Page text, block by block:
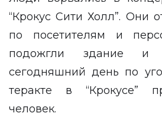
“Крокус Сити Холл”. Они
по посетителям и
подожгли здание и
сегодняшний день по
теракте в “Крокусе”
человек.